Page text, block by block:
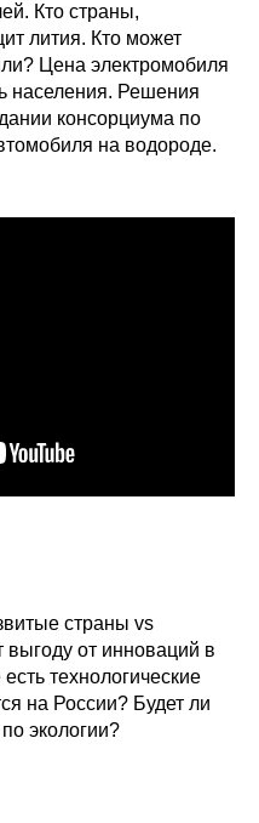
Кто страны,
лития. Кто может
Цена электромобиля
населения. Решения
консорциума по
на водороде.
страны vs
от инноваций в
технологические
на России? Будет ли
экологии?